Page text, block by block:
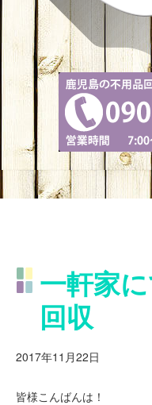
一軒家
回収
2017年11月22日
皆様こんばんは！